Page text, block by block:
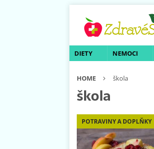
DIETY NEMOCI
HOME škola
škola
POTRAVINY A DOPLŇKY